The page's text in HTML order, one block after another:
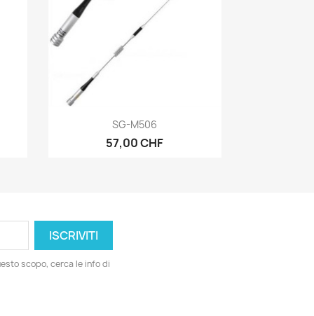
Anteprima
SG-M506
57,00 CHF
scopo, cerca le info di